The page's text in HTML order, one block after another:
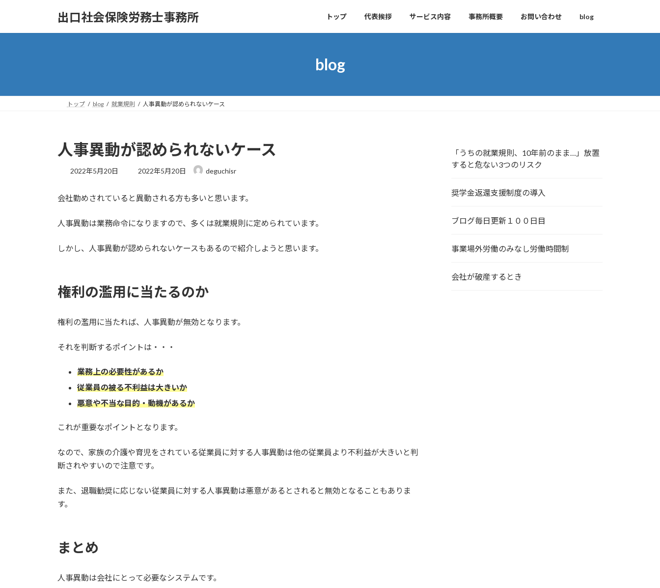
出口社会保険労務士事務所 トップ 代表挨拶 サービス内容 事務所概要 お問い合わせ blog
blog
トップ blog 就業規則 人事異動が認められないケース
人事異動が認められないケース
2022年5月20日
最
新
時
:
2022年5月20日 deguchisr
会社勤めされていると異動される方も多いと思います。
人事異動は業務命令になりますので、多くは就業規則に定められています。
しかし、人事異動が認められないケースもあるので紹介しようと思います。
権利の濫用に当たるのか
権利の濫用に当たれば、人事異動が無効となります。
それを判断するポイントは・・・
業務上の必要性があるか
従業員の被る不利益は大きいか
悪意や不当な目的・動機があるか
これが重要なポイントとなります。
なので、家族の介護や育児をされている従業員に対する人事異動は他の従業員より不利益が大きいと判
断されやすいので注意です。
また、退職勧奨に応じない従業員に対する人事異動は悪意があるとされると無効となることもありま
す。
まとめ
人事異動は会社にとって必要なシステムです。
「うちの就業規則、10年前のまま…」放置
すると危ない3つのリスク
奨学金返還支援制度の導入
ブログ毎日更新１００日目
事業場外労働のみなし労働時間制
会社が破産するとき